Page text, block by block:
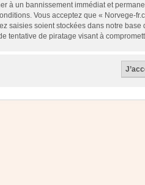
à un bannissement immédiat et
Vous acceptez que « Norvege-
saisies soient stockées dans notre
tentative de piratage visant à